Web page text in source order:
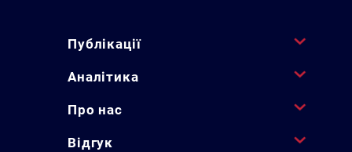
Публікації
Аналітика
Про нас
Відгук